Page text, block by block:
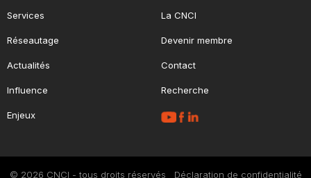
Services
Réseautage
Actualités
Influence
Enjeux
La CNCI
Devenir membre
Contact
Recherche
© 2026 CNCI - tous droits réservés Déclaration de confidentialité